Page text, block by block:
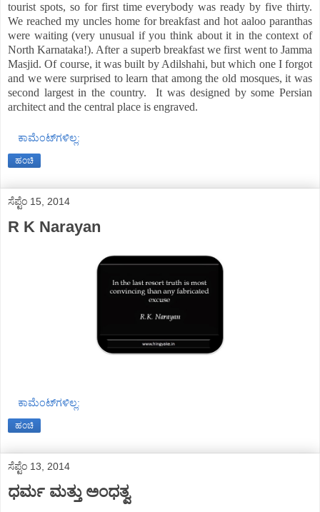
tourist spots, so for first time everybody was ready by five thirty.
We reached my uncles home for breakfast and hot aaloo paranthas
were waiting (very unusual if you think about it in the context of
North Karnataka!). After a superb breakfast we first went to Jamma
Masjid. Of course, it was built by Adilshahi, but which one I forgot
and we were surprised to learn that among the old mosques, it was
second largest in the country. It was designed by some Persian
architect and the central place is engraved.
ಕಾಮೆಂಟ್‌ಗಳಿಲ್ಲ:
ಹಂಚಿ
ಸೆಪ್ಟೆಂ 15, 2014
R K Narayan
ಕಾಮೆಂಟ್‌ಗಳಿಲ್ಲ:
ಹಂಚಿ
ಸೆಪ್ಟೆಂ 13, 2014
ಧರ್ಮ ಮತ್ತು ಅಂಧತ್ವ